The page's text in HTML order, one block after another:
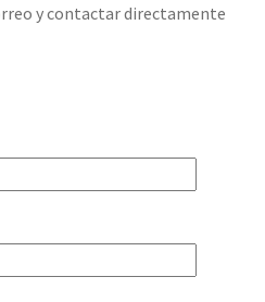
y contactar directamente